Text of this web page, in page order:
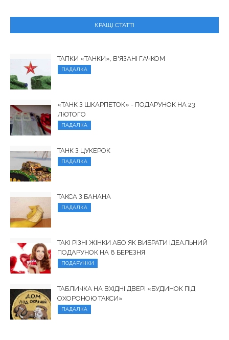
КРАЩІ СТАТТІ
ТАПКИ «ТАНКИ», В'ЯЗАНІ ГАЧКОМ
ПАДАЛКА
«ТАНК З ШКАРПЕТОК» - ПОДАРУНОК НА 23
ЛЮТОГО
ПАДАЛКА
ТАНК З ЦУКЕРОК
ПАДАЛКА
ТАКСА З БАНАНА
ПАДАЛКА
ТАКІ РІЗНІ ЖІНКИ АБО ЯК ВИБРАТИ ІДЕАЛЬНИЙ
ПОДАРУНОК НА 8 БЕРЕЗНЯ
ПОДАРУНКИ
ТАБЛИЧКА НА ВХІДНІ ДВЕРІ «БУДИНОК ПІД
ОХОРОНОЮ ТАКСИ»
ПАДАЛКА